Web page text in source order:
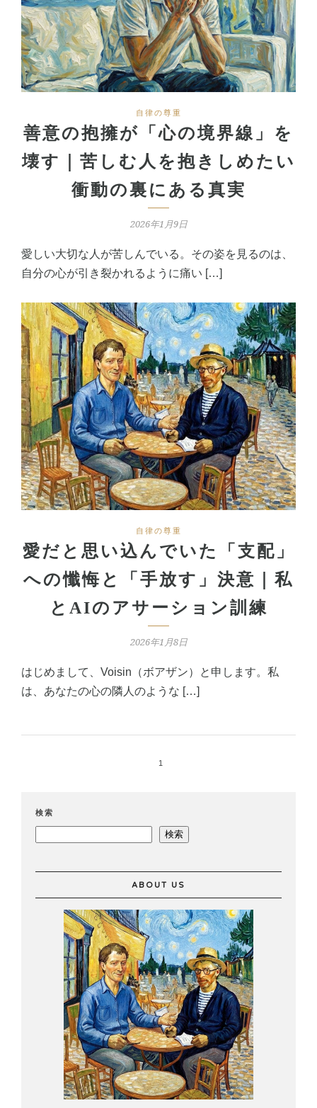
自律の尊重
善意の抱擁が「心の境界線」を
壊す｜苦しむ人を抱きしめたい
衝動の裏にある真実
2026年1月9日
愛しい大切な人が苦しんでいる。その姿を見るのは、
自分の心が引き裂かれるように痛い […]
自律の尊重
愛だと思い込んでいた「支配」
への懺悔と「手放す」決意｜私
とAIのアサーション訓練
2026年1月8日
はじめまして、Voisin（ボアザン）と申します。私
は、あなたの心の隣人のような […]
1
検索
検索
ABOUT US